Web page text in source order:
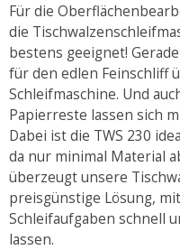
Für die
die
bestens geeignet!
für den edlen Feinschliff
Schleifmaschine. Und
Papierreste lassen sich
Dabei ist die TWS 230
da nur minimal Material
überzeugt unsere
preisgünstige Lösung,
Schleifaufgaben schnell
lassen.